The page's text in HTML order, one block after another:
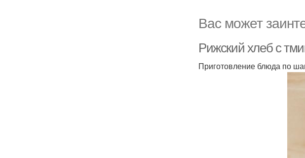
Вас может
Рижский хлеб с
Приготовление блюда по